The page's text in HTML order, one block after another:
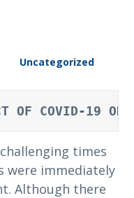
Uncategorized
OF COVID-19 ON
times
were immediately
Although there